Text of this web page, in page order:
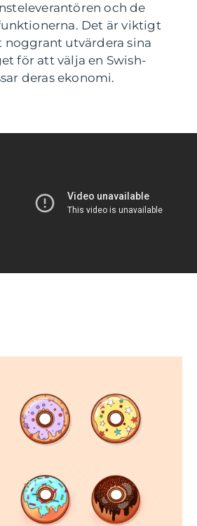
och de
Det är viktigt
utvärdera sina
för att välja en Swish-
deras ekonomi.